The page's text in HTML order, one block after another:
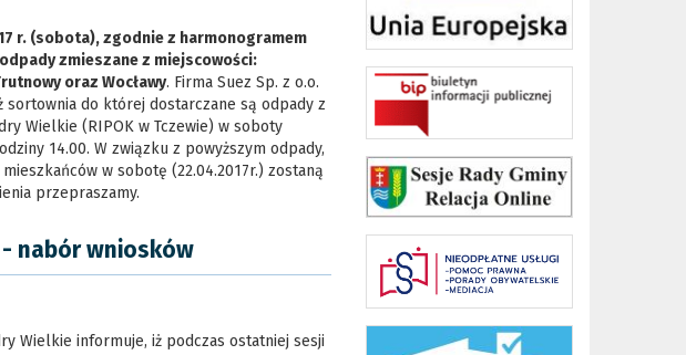
r. (sobota), zgodnie z harmonogramem
zmieszane z miejscowości:
oraz Wocławy. Firma Suez Sp. z o.o.
sortownia do której dostarczane są odpady z
Wielkie (RIPOK w Tczewie) w soboty
14.00. W związku z powyższym odpady,
w sobotę (22.04.2017r.) zostaną
przepraszamy.
nabór wniosków
Wielkie informuje, iż podczas ostatniej sesji